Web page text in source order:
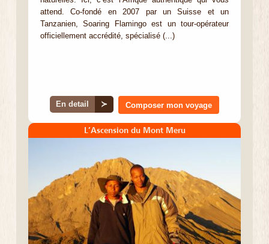
attend. Co-fondé en 2007 par un Suisse et un
Tanzanien, Soaring Flamingo est un tour-opérateur
officiellement accrédité, spécialisé (...)
En detail ≻ Composer mon voyage
L’Ascension du Mont Meru